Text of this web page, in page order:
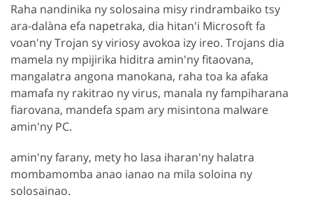
Raha nandinika ny solosaina misy rindrambaiko tsy
ara-dalàna efa napetraka, dia hitan'i Microsoft fa
voan'ny Trojan sy viriosy avokoa izy ireo. Trojans dia
mamela ny mpijirika hiditra amin'ny fitaovana,
mangalatra angona manokana, raha toa ka afaka
mamafa ny rakitrao ny virus, manala ny fampiharana
fiarovana, mandefa spam ary misintona malware
amin'ny PC.
amin'ny farany, mety ho lasa iharan'ny halatra
mombamomba anao ianao na mila soloina ny
solosainao.